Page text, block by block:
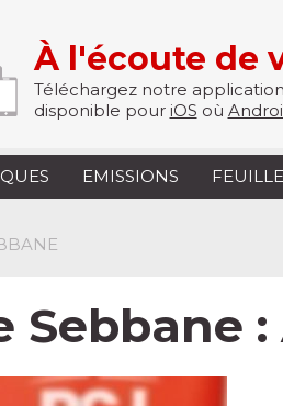
À l'écoute de
Téléchargez notre application
disponible pour iOS où
EMISSIONS
Sebbane